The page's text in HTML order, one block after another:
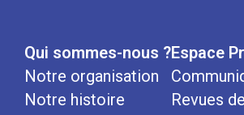
Qui sommes-nous ?
Notre organisation
Notre histoire
Espace
Revues